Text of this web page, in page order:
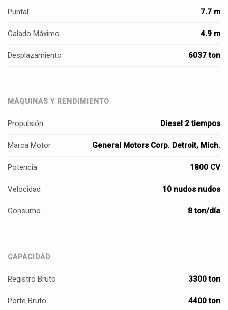
Puntal 7.7 m
Calado Máximo 4.9 m
Desplazamiento 6037 ton
MÁQUINAS Y RENDIMIENTO
Propulsión Diesel 2 tiempos
Marca Motor General Motors Corp. Detroit, Mich.
Potencia 1800 CV
Velocidad 10 nudos nudos
Consumo 8 ton/día
CAPACIDAD
Registro Bruto 3300 ton
Porte Bruto 4400 ton